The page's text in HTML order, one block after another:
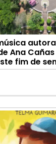
Ana
fim de